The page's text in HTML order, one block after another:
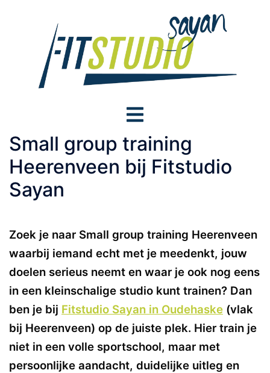
Toggle
menu
Small group training
Heerenveen bij Fitstudio
Sayan
Zoek je naar Small group training Heerenveen
waarbij iemand echt met je meedenkt, jouw
doelen serieus neemt en waar je ook nog eens
in een kleinschalige studio kunt trainen? Dan
ben je bij Fitstudio Sayan in Oudehaske (vlak
bij Heerenveen) op de juiste plek. Hier train je
niet in een volle sportschool, maar met
persoonlijke aandacht, duidelijke uitleg en